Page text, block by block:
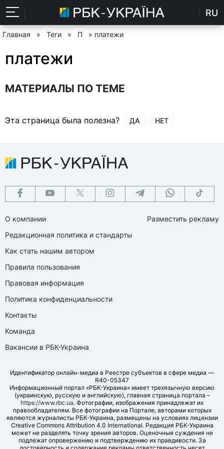
RU
Главная » Теги » П » платежи
платежи
МАТЕРИАЛЫ ПО ТЕМЕ
Эта страница была полезна? ДА НЕТ
О компании
Редакционная политика и стандарты
Как стать нашим автором
Правила пользования
Правовая информация
Политика конфиденциальности
Контакты
Команда
Вакансии в РБК-Украина
Разместить рекламу
Идентификатор онлайн-медиа в Реестре субъектов в сфере медиа —
R40-05347
Информационный портал «РБК-Украина» имеет трехязычную версию
(украинскую, русскую и английскую), главная страница портала –
https://www.rbc.ua. Фотографии, изображения принадлежат их
правообладателям. Все фотографии на Портале, авторами которых
являются журналисты РБК-Украина, размещены на условиях лицензии
Creative Commons Attribution 4.0 International. Редакция РБК-Украина
может не разделять точку зрения авторов. Оценочные суждения не
подлежат опровержению и подтверждению их правдивости. За